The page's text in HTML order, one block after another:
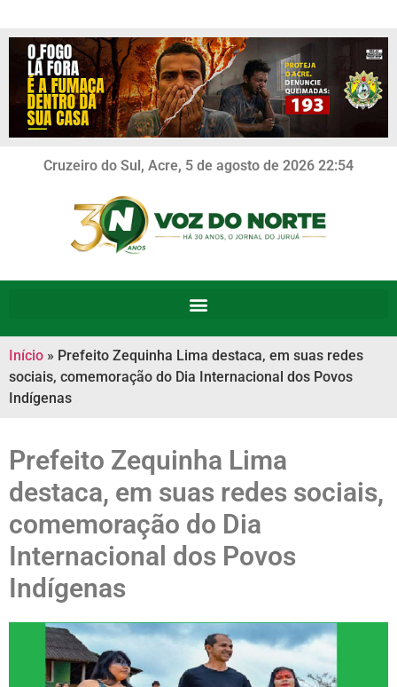
Cruzeiro do Sul, Acre, 5 de agosto de 2026 22:54
Início » Prefeito Zequinha Lima destaca, em suas redes
sociais, comemoração do Dia Internacional dos Povos
Indígenas
Prefeito Zequinha Lima
destaca, em suas redes sociais,
comemoração do Dia
Internacional dos Povos
Indígenas